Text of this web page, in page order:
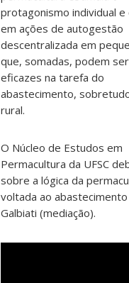
protagonismo individual e
em ações de autogestão
descentralizada em
que, somadas, podem
eficazes na tarefa do
abastecimento,
rural.
O Núcleo de Estudos em
Permacultura da UFSC
sobre a lógica da
voltada ao
Galbiati (mediação).